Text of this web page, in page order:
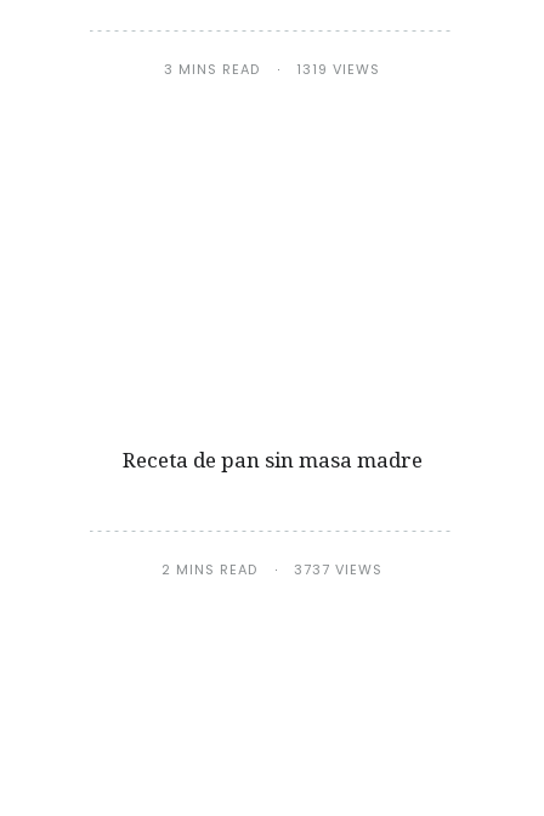
3 MINS READ 1319 VIEWS
Receta de pan sin masa madre
2 MINS READ 3737 VIEWS